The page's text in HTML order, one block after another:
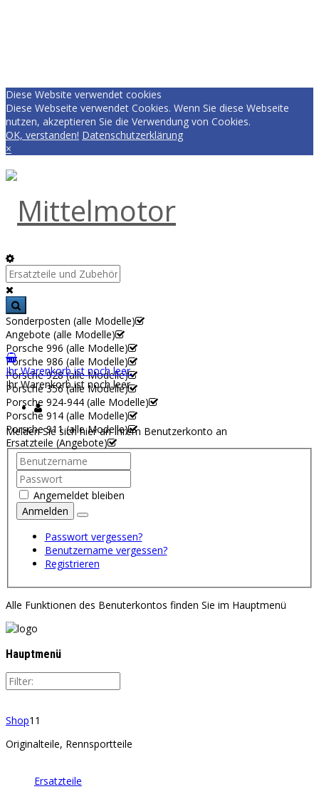
Diese Website verwendet cookies
Diese Webseite verwendet Cookies. Wenn Sie diese Webseite
nutzen, akzeptieren Sie die Verwendung von Cookies.
OK, verstanden! Datenschutzerklärung
×
Sonderposten (alle Modelle)
Angebote (alle Modelle)
Porsche 996 (alle Modelle)
Porsche 986 (alle Modelle)
Porsche 928 (alle Modelle)
Porsche 356 (alle Modelle)
Porsche 924-944 (alle Modelle)
Porsche 914 (alle Modelle)
Porsche 911 (alle Modelle)
Ersatzteile (Angebote)
Ihr Warenkorb ist noch leer.
Ihr Warenkorb ist noch leer.
Melden Sie sich hier an Ihrem Benutzerkonto an
Angemeldet bleiben
Anmelden
Passwort vergessen?
Benutzername vergessen?
Registrieren
Alle Funktionen des Benuterkontos finden Sie im Hauptmenü
Hauptmenü
Shop11
Originalteile, Rennsportteile
Ersatzteile